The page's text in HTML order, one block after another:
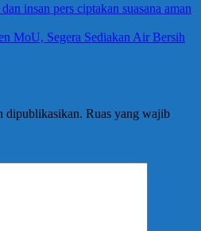
insan pers ciptakan suasana aman
MoU, Segera Sediakan Air Bersih
dipublikasikan. Ruas yang wajib